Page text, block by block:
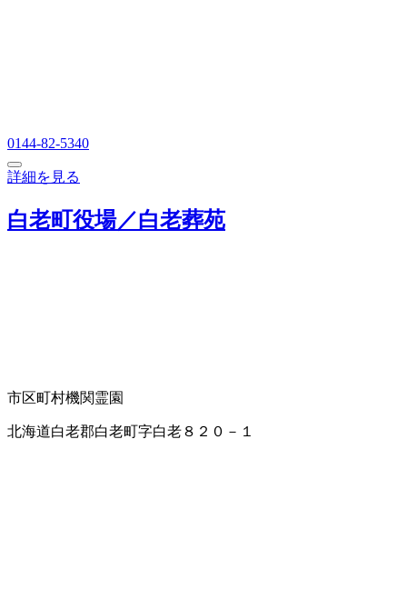
0144-82-5340
詳細を見る
白老町役場／白老葬苑
市区町村機関霊園
北海道白老郡白老町字白老８２０－１